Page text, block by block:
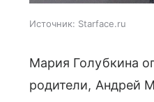
Источник: Starface.ru
Мария Голубкина
родители, Андрей